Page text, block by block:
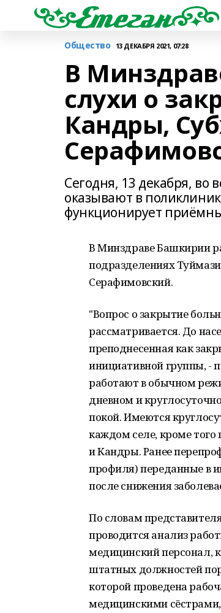
Общество 13 ДЕКАБРЯ 2021, 07:28
В
слухи о
Кандры,
Сегодня, 13 декабря,
оказывают в
функционирует
В Минздраве Башкирии
подразделениях
Серафимовский.
"Вопрос о закрытие
рассматривается. До
преподнесенная как
инициативной группы, -
работают в обычном
дневном и
покой. Имеются
каждом селе, кроме того
и Кандры. Ранее
профиля) переданные в
после снижения
По словам
проводится анализ
медицинский персонал,
штатных должностей
которой проведена
медицинскими